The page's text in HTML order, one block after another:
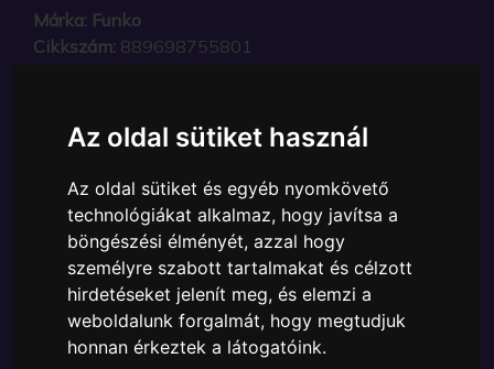
Az oldal sütiket használ
Az oldal sütiket és egyéb nyomkövető
technológiákat alkalmaz, hogy javítsa a
böngészési élményét, azzal hogy
személyre szabott tartalmakat és célzott
hirdetéseket jelenít meg, és elemzi a
weboldalunk forgalmát, hogy megtudjuk
honnan érkeztek a látogatóink.
Márka: Funko
Cikkszám: 889698755801
A Funko POP - Anime & Manga egyik népszerű
gyűjtői vinyl karakter, amely ablakos csomagolásban
azaz - POP In a Box - várja új gazdáját.
TOVÁBB A VÁSÁRLÁSRA
Tetszik? Osszd meg másokkal!